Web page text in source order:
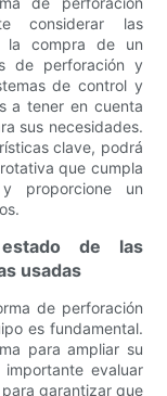
considerar las
la compra de un
de perforación y
de control y
a tener en cuenta
sus necesidades.
clave, podrá
que cumpla
proporcione un
de las
usadas
de perforación
es fundamental.
para ampliar su
evaluar
garantizar que